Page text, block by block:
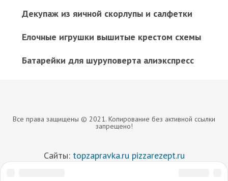
Декупаж из яичной скорлупы и салфетки
Елочные игрушки вышитые крестом схемы
Батарейки для шуруповерта алиэкспресс
Все права защищены © 2021. Копирование без активной ссылки
запрещено!
Сайты: topzapravka.ru pizzarezept.ru